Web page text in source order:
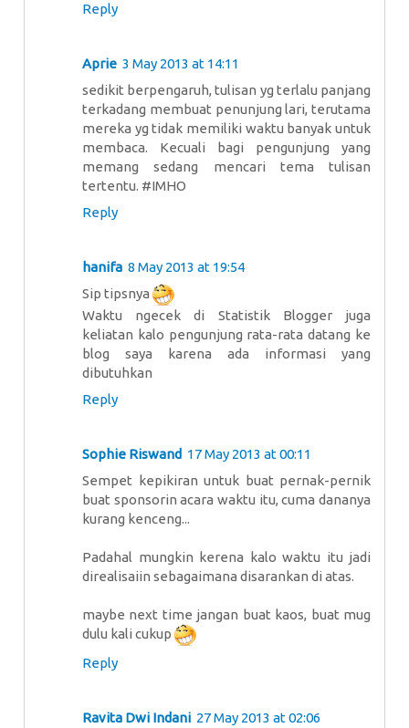
Reply
Aprie 3 May 2013 at 14:11
sedikit berpengaruh, tulisan yg terlalu panjang
terkadang membuat penunjung lari, terutama
mereka yg tidak memiliki waktu banyak untuk
membaca. Kecuali bagi pengunjung yang
memang sedang mencari tema tulisan
tertentu. #IMHO
Reply
hanifa 8 May 2013 at 19:54
Sip tipsnya
Waktu ngecek di Statistik Blogger juga
keliatan kalo pengunjung rata-rata datang ke
blog saya karena ada informasi yang
dibutuhkan
Reply
Sophie Riswand 17 May 2013 at 00:11
Sempet kepikiran untuk buat pernak-pernik
buat sponsorin acara waktu itu, cuma dananya
kurang kenceng...
Padahal mungkin kerena kalo waktu itu jadi
direalisaiin sebagaimana disarankan di atas.
maybe next time jangan buat kaos, buat mug
dulu kali cukup
Reply
Ravita Dwi Indani 27 May 2013 at 02:06